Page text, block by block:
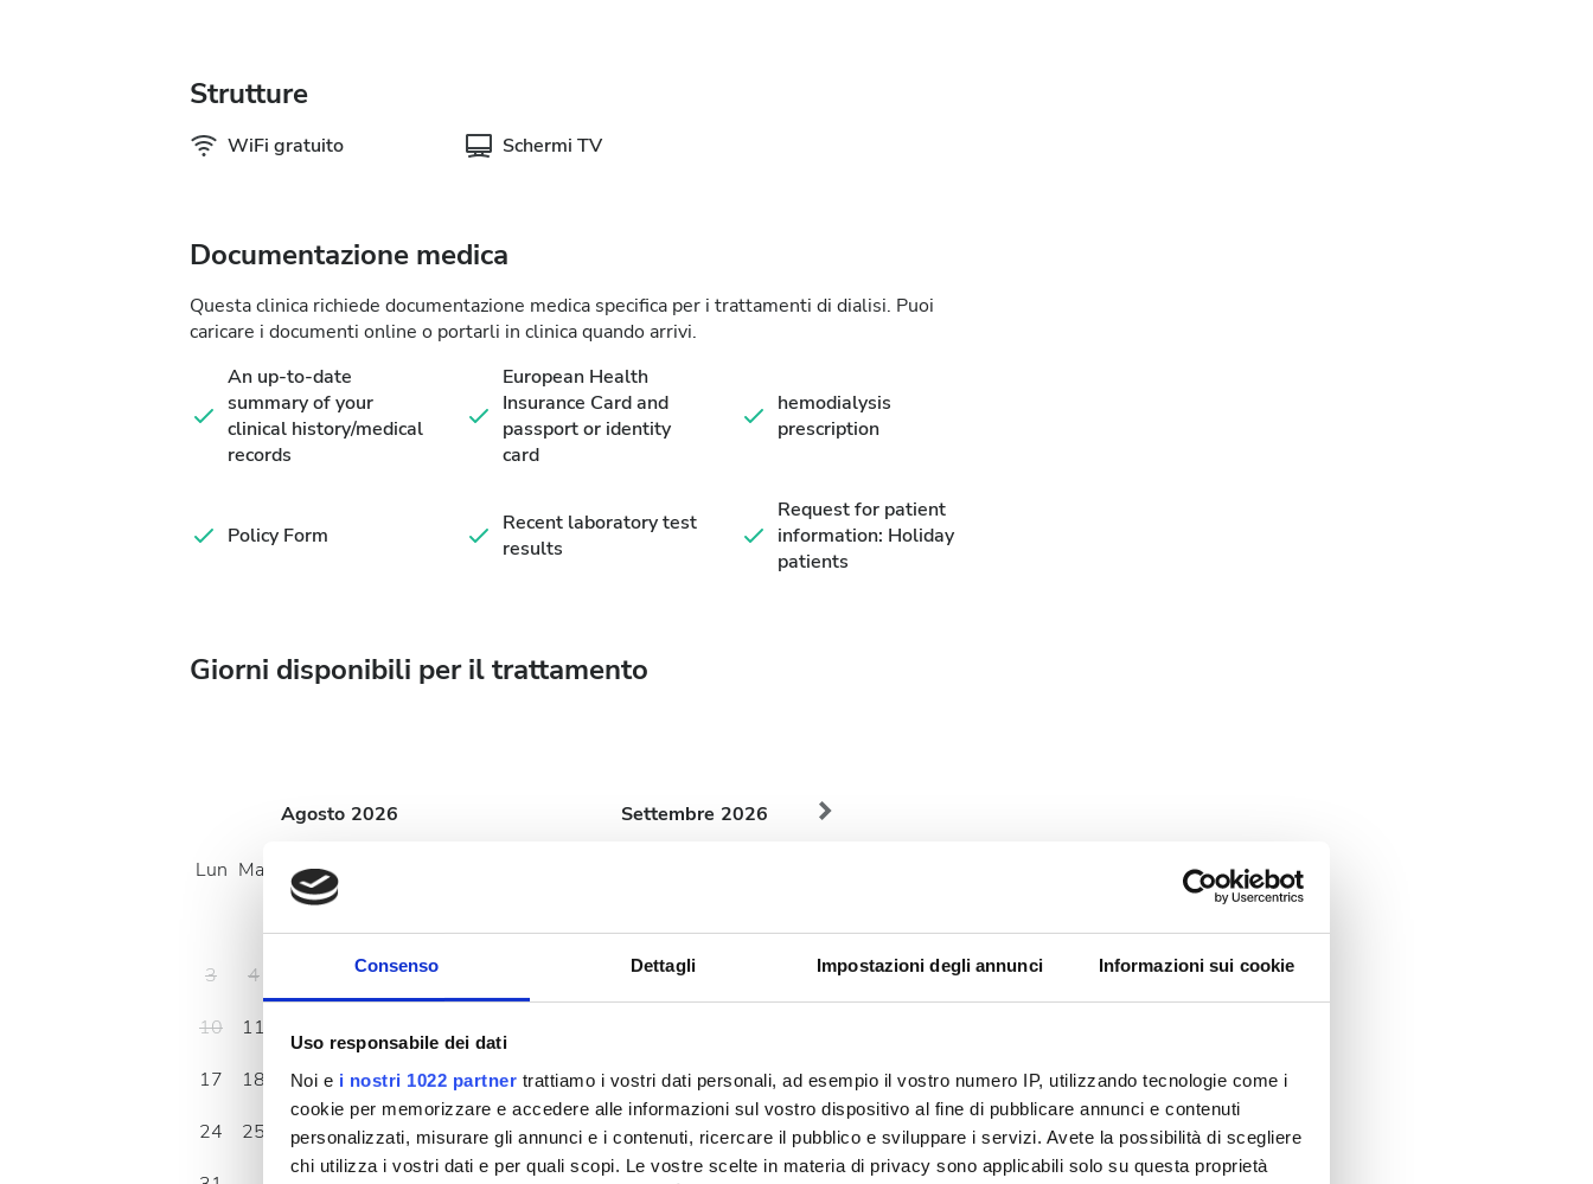
Consenso Dettagli Impostazioni degli annunci Informazioni sui cookie
Uso responsabile dei dati
Noi e i nostri 1022 partner trattiamo i vostri dati personali, ad esempio il vostro numero IP, utilizzando tecnologie come i
cookie per memorizzare e accedere alle informazioni sul vostro dispositivo al fine di pubblicare annunci e contenuti
personalizzati, misurare gli annunci e i contenuti, ricercare il pubblico e sviluppare i servizi. Avete la possibilità di scegliere
chi utilizza i vostri dati e per quali scopi. Le vostre scelte in materia di privacy sono applicabili solo su questa proprietà
Strutture
WiFi gratuito Schermi TV
Documentazione medica
Questa clinica richiede documentazione medica specifica per i trattamenti di dialisi. Puoi
caricare i documenti online o portarli in clinica quando arrivi.
An up-to-date
summary of your
clinical history/medical
records
European Health
Insurance Card and
passport or identity
card
hemodialysis
prescription
Policy Form
Recent laboratory test
results
Request for patient
information: Holiday
patients
Giorni disponibili per il trattamento
Agosto 2026
Lun Mar Mer Gio
3
4 7 8
10
11
17
18 19 20 21 22
23
24
25 26 27 28 29
30
Settembre 2026
9 10
13
21
22 23 24 25 26
27
28
29 30